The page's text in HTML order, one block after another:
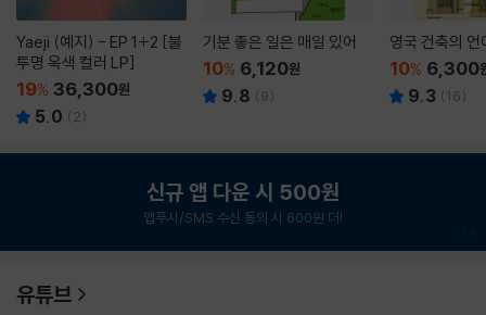
Yaeji (예지) - EP 1+2 [불
투명 옥색 컬러 LP]
19% 36,300원
5.0 ( 2)
기분 좋은 일은 매일 있어
10% 6,120원
9.8 (9)
영국 건축의 언
10% 6,300
9.3 (16)
신규 앱 다운 시 500원
앱푸시/SMS 수신 동의 시 600원 더!
유튜브